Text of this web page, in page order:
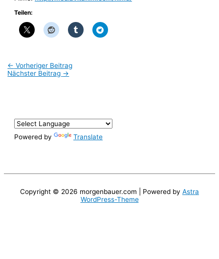
Teilen:
← Vorheriger Beitrag
Nächster Beitrag →
Powered by Translate
Copyright © 2026 morgenbauer.com | Powered by Astra
WordPress-Theme